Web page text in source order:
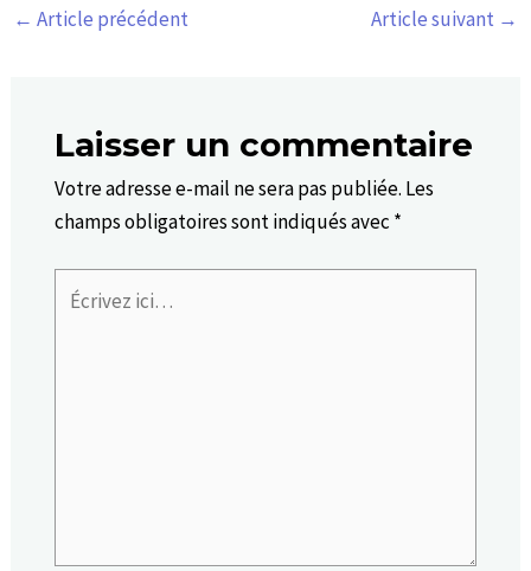
← Article précédent Article suivant →
Laisser un commentaire
Votre adresse e-mail ne sera pas publiée. Les
champs obligatoires sont indiqués avec *
Écrivez
ici…